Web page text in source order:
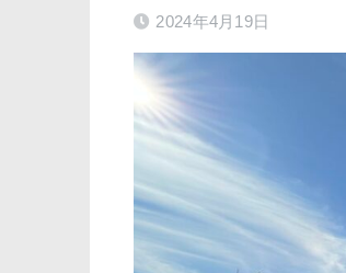
2024年4月19日